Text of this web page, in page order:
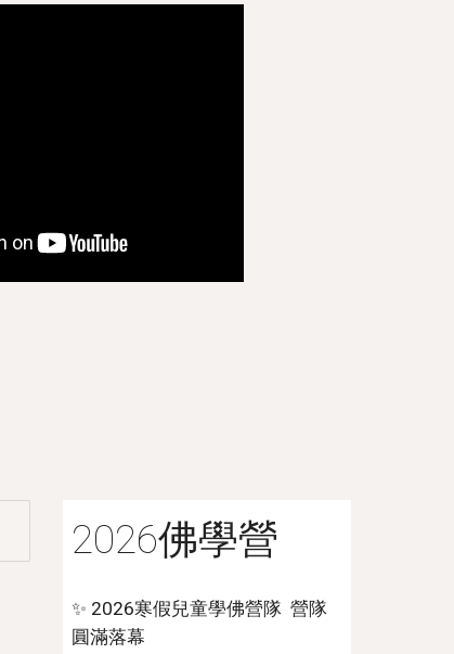
2026佛學營
✨ 2026寒假兒童學佛營隊 營隊
圓滿落幕